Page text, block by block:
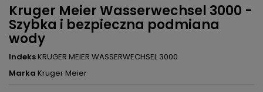
Kruger Meier Wasserwechsel 3000 -
Szybka i bezpieczna podmiana
wody
IndeksKRUGER MEIER WASSERWECHSEL 3000
Marka Kruger Meier